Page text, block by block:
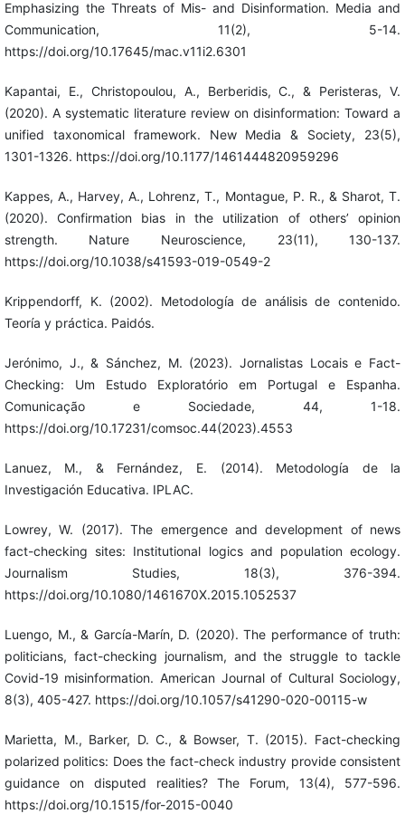
Emphasizing the Threats of Mis- and Disinformation. Media and
Communication, 11(2), 5-14.
https://doi.org/10.17645/mac.v11i2.6301
Kapantai, E., Christopoulou, A., Berberidis, C., & Peristeras, V.
(2020). A systematic literature review on disinformation: Toward a
unified taxonomical framework. New Media & Society, 23(5),
1301-1326. https://doi.org/10.1177/1461444820959296
Kappes, A., Harvey, A., Lohrenz, T., Montague, P. R., & Sharot, T.
(2020). Confirmation bias in the utilization of others’ opinion
strength. Nature Neuroscience, 23(11), 130-137.
https://doi.org/10.1038/s41593-019-0549-2
Krippendorff, K. (2002). Metodología de análisis de contenido.
Teoría y práctica. Paidós.
Jerónimo, J., & Sánchez, M. (2023). Jornalistas Locais e Fact-
Checking: Um Estudo Exploratório em Portugal e Espanha.
Comunicação e Sociedade, 44, 1-18.
https://doi.org/10.17231/comsoc.44(2023).4553
Lanuez, M., & Fernández, E. (2014). Metodología de la
Investigación Educativa. IPLAC.
Lowrey, W. (2017). The emergence and development of news
fact-checking sites: Institutional logics and population ecology.
Journalism Studies, 18(3), 376-394.
https://doi.org/10.1080/1461670X.2015.1052537
Luengo, M., & García-Marín, D. (2020). The performance of truth:
politicians, fact-checking journalism, and the struggle to tackle
Covid-19 misinformation. American Journal of Cultural Sociology,
8(3), 405-427. https://doi.org/10.1057/s41290-020-00115-w
Marietta, M., Barker, D. C., & Bowser, T. (2015). Fact-checking
polarized politics: Does the fact-check industry provide consistent
guidance on disputed realities? The Forum, 13(4), 577-596.
https://doi.org/10.1515/for-2015-0040